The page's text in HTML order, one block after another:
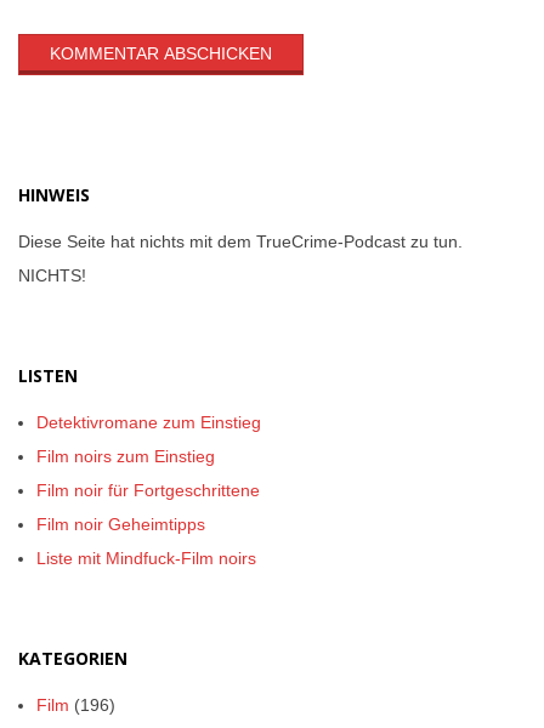
HINWEIS
Diese Seite hat nichts mit dem TrueCrime-Podcast zu tun.
NICHTS!
LISTEN
Detektivromane zum Einstieg
Film noirs zum Einstieg
Film noir für Fortgeschrittene
Film noir Geheimtipps
Liste mit Mindfuck-Film noirs
KATEGORIEN
Film (196)